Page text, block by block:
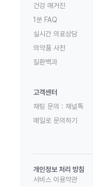
건강 매거진
1분 FAQ
실시간 의료상담
의약품 사전
질환백과
고객센터
채팅 문의 : 채널톡
메일로 문의하기
개인정보 처리 방침
서비스 이용약관